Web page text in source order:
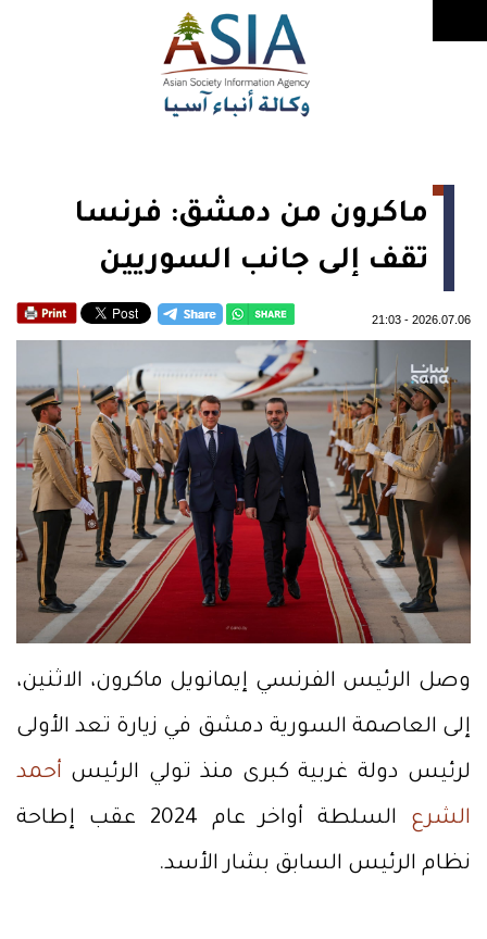
ماكرون من دمشق: فرنسا
تقف إلى جانب السوريين
2026.07.06
-
21:03
وصل الرئيس الفرنسي إيمانويل ماكرون، الاثنين،
إلى العاصمة السورية دمشق في زيارة تعد الأولى
لرئيس دولة غربية كبرى منذ تولي الرئيس أحمد
الشرع
السلطة أواخر عام 2024 عقب إطاحة
نظام الرئيس السابق بشار الأسد.